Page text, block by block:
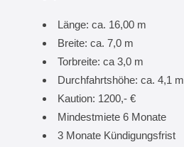
Länge: ca. 16,00 m
Breite: ca. 7,0 m
Torbreite: ca 3,0 m
Durchfahrtshöhe: ca. 4,1 m
Kaution: 1200,- €
Mindestmiete 6 Monate
3 Monate Kündigungsfrist